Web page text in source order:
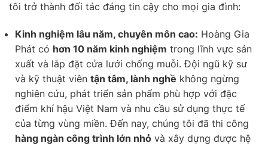
tôi trở thành đối tác đáng tin cậy cho mọi gia đình:
Kinh nghiệm lâu năm, chuyên môn cao: Hoàng Gia
Phát có hơn 10 năm kinh nghiệm trong lĩnh vực sản
xuất và lắp đặt cửa lưới chống muỗi. Đội ngũ kỹ sư
và kỹ thuật viên tận tâm, lành nghề không ngừng
nghiên cứu, phát triển sản phẩm phù hợp với đặc
điểm khí hậu Việt Nam và nhu cầu sử dụng thực tế
của từng vùng miền. Đến nay, chúng tôi đã thi công
hàng ngàn công trình lớn nhỏ và xây dựng được hệ